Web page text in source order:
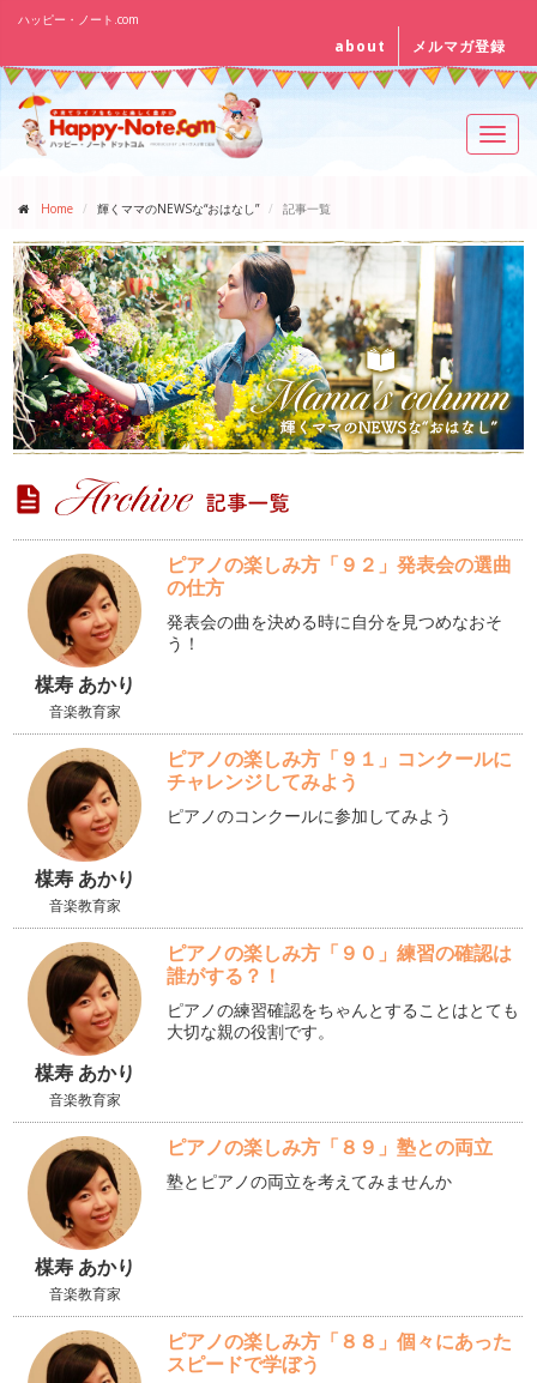
ハッピー・ノート.com
about メルマガ登録
Home 輝くママのNEWSな“おはなし” 記事一覧
楳寿 あかり
音楽教育家
ピアノの楽しみ方「９２」発表会の選曲
の仕方
発表会の曲を決める時に自分を見つめなおそ
う！
楳寿 あかり
音楽教育家
ピアノの楽しみ方「９１」コンクールに
チャレンジしてみよう
ピアノのコンクールに参加してみよう
楳寿 あかり
音楽教育家
ピアノの楽しみ方「９０」練習の確認は
誰がする？！
ピアノの練習確認をちゃんとすることはとても
大切な親の役割です。
楳寿 あかり
音楽教育家
ピアノの楽しみ方「８９」塾との両立
塾とピアノの両立を考えてみませんか
ピアノの楽しみ方「８８」個々にあった
スピードで学ぼう